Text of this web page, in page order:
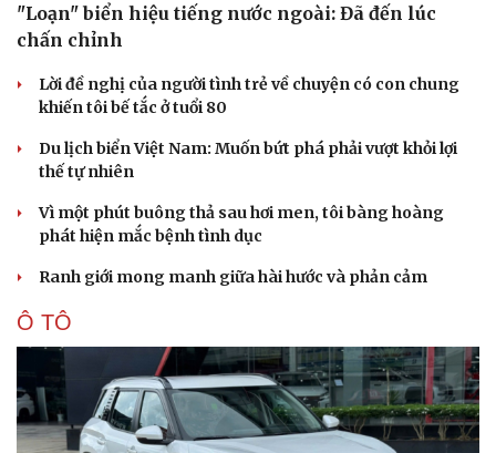
Cải chính
"Loạn" biển hiệu tiếng nước ngoài: Đã đến lúc
chấn chỉnh
Lời đề nghị của người tình trẻ về chuyện có con chung
khiến tôi bế tắc ở tuổi 80
Du lịch biển Việt Nam: Muốn bứt phá phải vượt khỏi lợi
thế tự nhiên
Vì một phút buông thả sau hơi men, tôi bàng hoàng
phát hiện mắc bệnh tình dục
Ranh giới mong manh giữa hài hước và phản cảm
Ô TÔ